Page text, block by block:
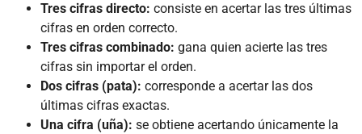
Tres cifras directo: consiste en acertar las tres últimas
cifras en orden correcto.
Tres cifras combinado: gana quien acierte las tres
cifras sin importar el orden.
Dos cifras (pata): corresponde a acertar las dos
últimas cifras exactas.
Una cifra (uña): se obtiene acertando únicamente la